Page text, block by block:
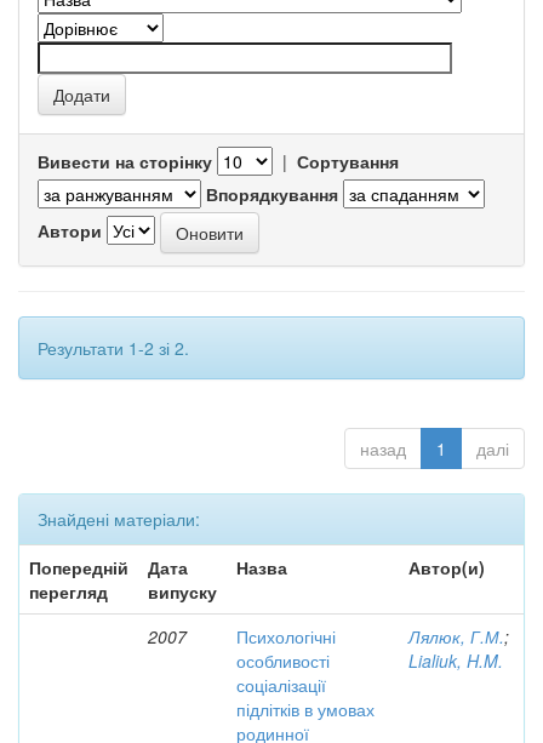
Вивести на сторінку | Сортування
Впорядкування
Автори
Результати 1-2 зі 2.
назад 1 далі
Знайдені матеріали:
Попередній
перегляд
Дата
випуску
Назва Автор(и)
2007
Психологічні
особливості
соціалізації
підлітків в умовах
родинної
Лялюк, Г.М.;
Lialiuk, H.M.